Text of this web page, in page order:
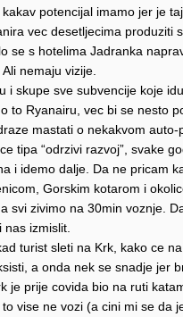
potencijal imamo jer je
vec desetljecima produziti
se s hotelima Jadranka
nemaju vizije.
i skupe sve subvencije koje
to Ryanairu, vec bi se nesto
mastati o nekakvom
tipa “odrzivi razvoj”, svake
i idemo dalje. Da ne pricam
Gorskim kotarom i
svi zivimo na 30min voznje.
izmislit.
turist sleti na Krk, kako ce
a onda nek se snadje jer
je prije covida bio na ruti
vise ne vozi (a cini mi se da